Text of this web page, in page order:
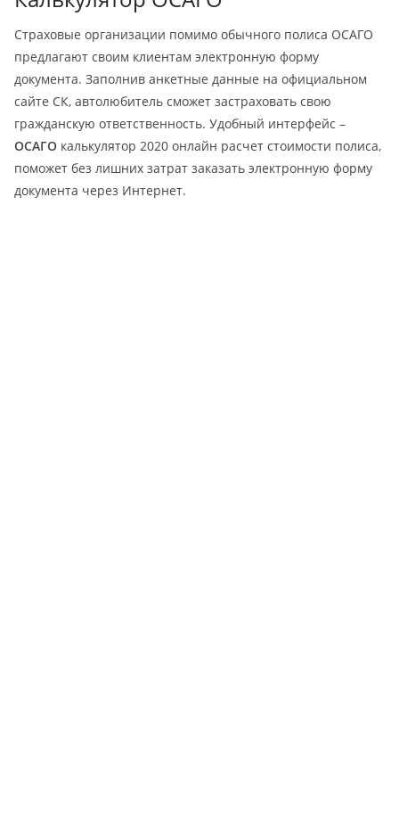
Страховые организации помимо обычного полиса ОСАГО
предлагают своим клиентам электронную форму
документа. Заполнив анкетные данные на официальном
сайте СК, автолюбитель сможет застраховать свою
гражданскую ответственность. Удобный интерфейс –
ОСАГО калькулятор 2020 онлайн расчет стоимости полиса,
поможет без лишних затрат заказать электронную форму
документа через Интернет.